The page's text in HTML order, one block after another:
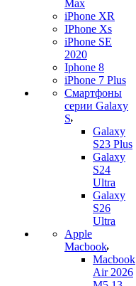
Max
iPhone XR
IPhone Xs
iPhone SE
2020
Iphone 8
iPhone 7 Plus
Смартфоны
серии Galaxy
S
Galaxy
S23 Plus
Galaxy
S24
Ultra
Galaxy
S26
Ultra
Apple
Macbook
Macbook
Air 2026